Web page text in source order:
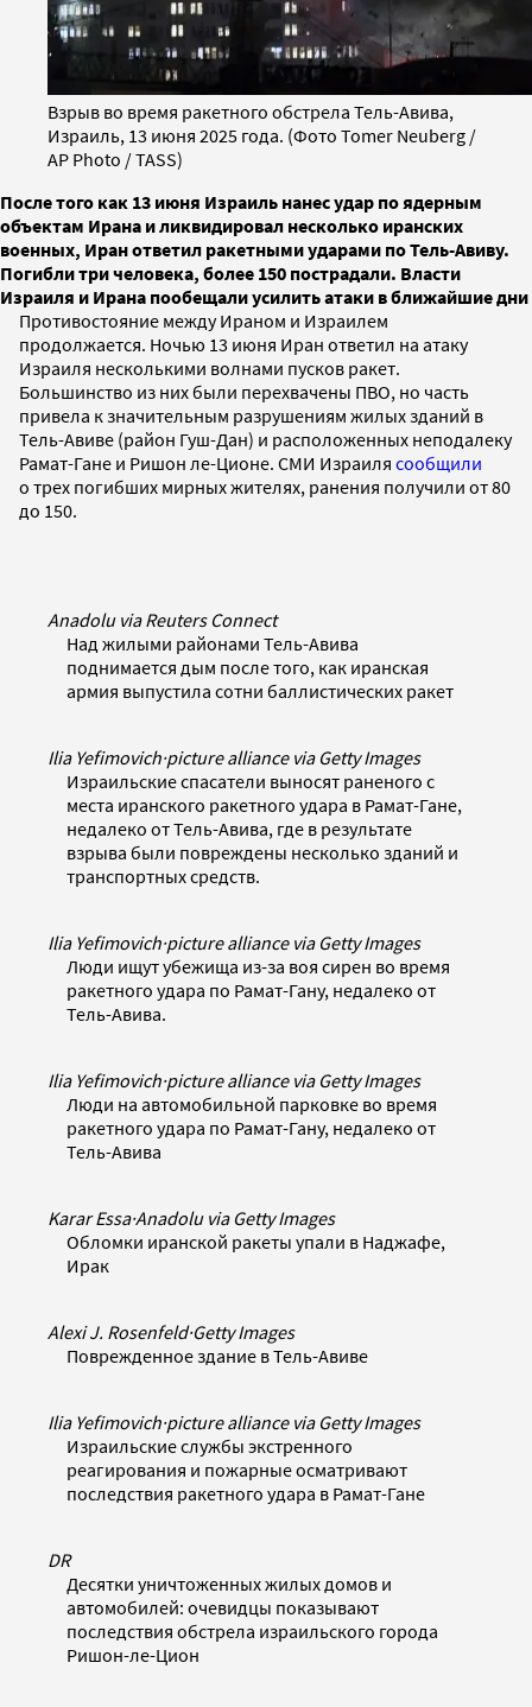
Взрыв во время ракетного обстрела Тель-Авива,
Израиль, 13 июня 2025 года. (Фото Tomer Neuberg /
AP Photo / TASS)
После того как 13 июня Израиль нанес удар по ядерным
объектам Ирана и ликвидировал несколько иранских
военных, Иран ответил ракетными ударами по Тель-Авиву.
Погибли три человека, более 150 пострадали. Власти
Израиля и Ирана пообещали усилить атаки в ближайшие дни
Противостояние между Ираном и Израилем
продолжается. Ночью 13 июня Иран ответил на атаку
Израиля несколькими волнами пусков ракет.
Большинство из них были перехвачены ПВО, но часть
привела к значительным разрушениям жилых зданий в
Тель-Авиве (район Гуш-Дан) и расположенных неподалеку
Рамат-Гане и Ришон ле-Ционе. СМИ Израиля сообщили
о трех погибших мирных жителях, ранения получили от 80
до 150.
Anadolu via Reuters Connect
Над жилыми районами Тель-Авива
поднимается дым после того, как иранская
армия выпустила сотни баллистических ракет
Ilia Yefimovich·picture alliance via Getty Images
Израильские спасатели выносят раненого с
места иранского ракетного удара в Рамат-Гане,
недалеко от Тель-Авива, где в результате
взрыва были повреждены несколько зданий и
транспортных средств.
Ilia Yefimovich·picture alliance via Getty Images
Люди ищут убежища из-за воя сирен во время
ракетного удара по Рамат-Гану, недалеко от
Тель-Авива.
Ilia Yefimovich·picture alliance via Getty Images
Люди на автомобильной парковке во время
ракетного удара по Рамат-Гану, недалеко от
Тель-Авива
Karar Essa·Anadolu via Getty Images
Обломки иранской ракеты упали в Наджафе,
Ирак
Alexi J. Rosenfeld·Getty Images
Поврежденное здание в Тель-Авиве
Ilia Yefimovich·picture alliance via Getty Images
Израильские службы экстренного
реагирования и пожарные осматривают
последствия ракетного удара в Рамат-Гане
DR
Десятки уничтоженных жилых домов и
автомобилей: очевидцы показывают
последствия обстрела израильского города
Ришон-ле-Цион